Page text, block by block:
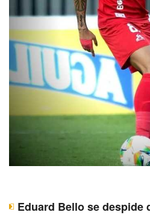
Eduard Bello se despide